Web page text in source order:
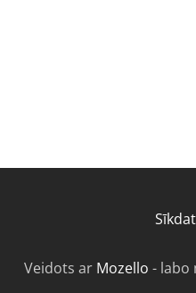
Veidots ar Mozello - labo